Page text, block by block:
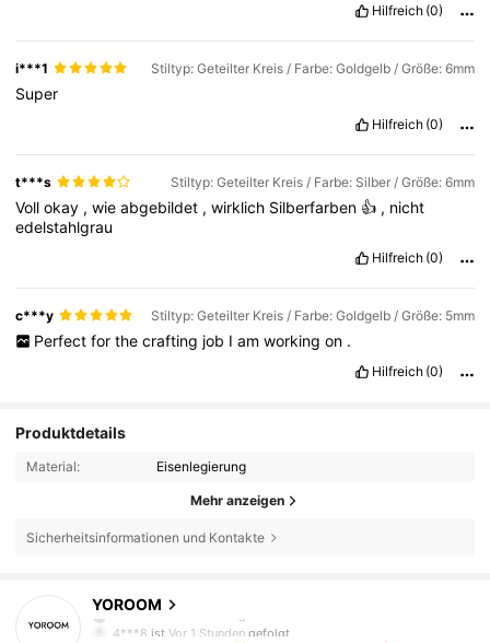
Hilfreich (0)
i***1 Stiltyp: Geteilter Kreis / Farbe: Goldgelb / Größe: 6mm
Super
Hilfreich (0)
t***s Stiltyp: Geteilter Kreis / Farbe: Silber / Größe: 6mm
Vollokay ,wieabgebildet ,wirklich Silberfarben 👍 , nicht
edelstahlgrau
Hilfreich (0)
c***y Stiltyp: Geteilter Kreis / Farbe: Goldgelb / Größe: 5mm
Perfect for the crafting job I am working on .
Hilfreich (0)
Produktdetails
Material: Eisenlegierung
Mehr anzeigen
Sicherheitsinformationen und Kontakte
YOROOM
v***nbezahlt
4***8 ist Vor 1 Stunden gefolgt